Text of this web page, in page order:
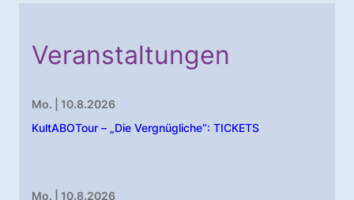
Veranstaltungen
Mo. | 10.8.2026
KultABOTour – „Die Vergnügliche“: TICKETS
Mo. | 10.8.2026